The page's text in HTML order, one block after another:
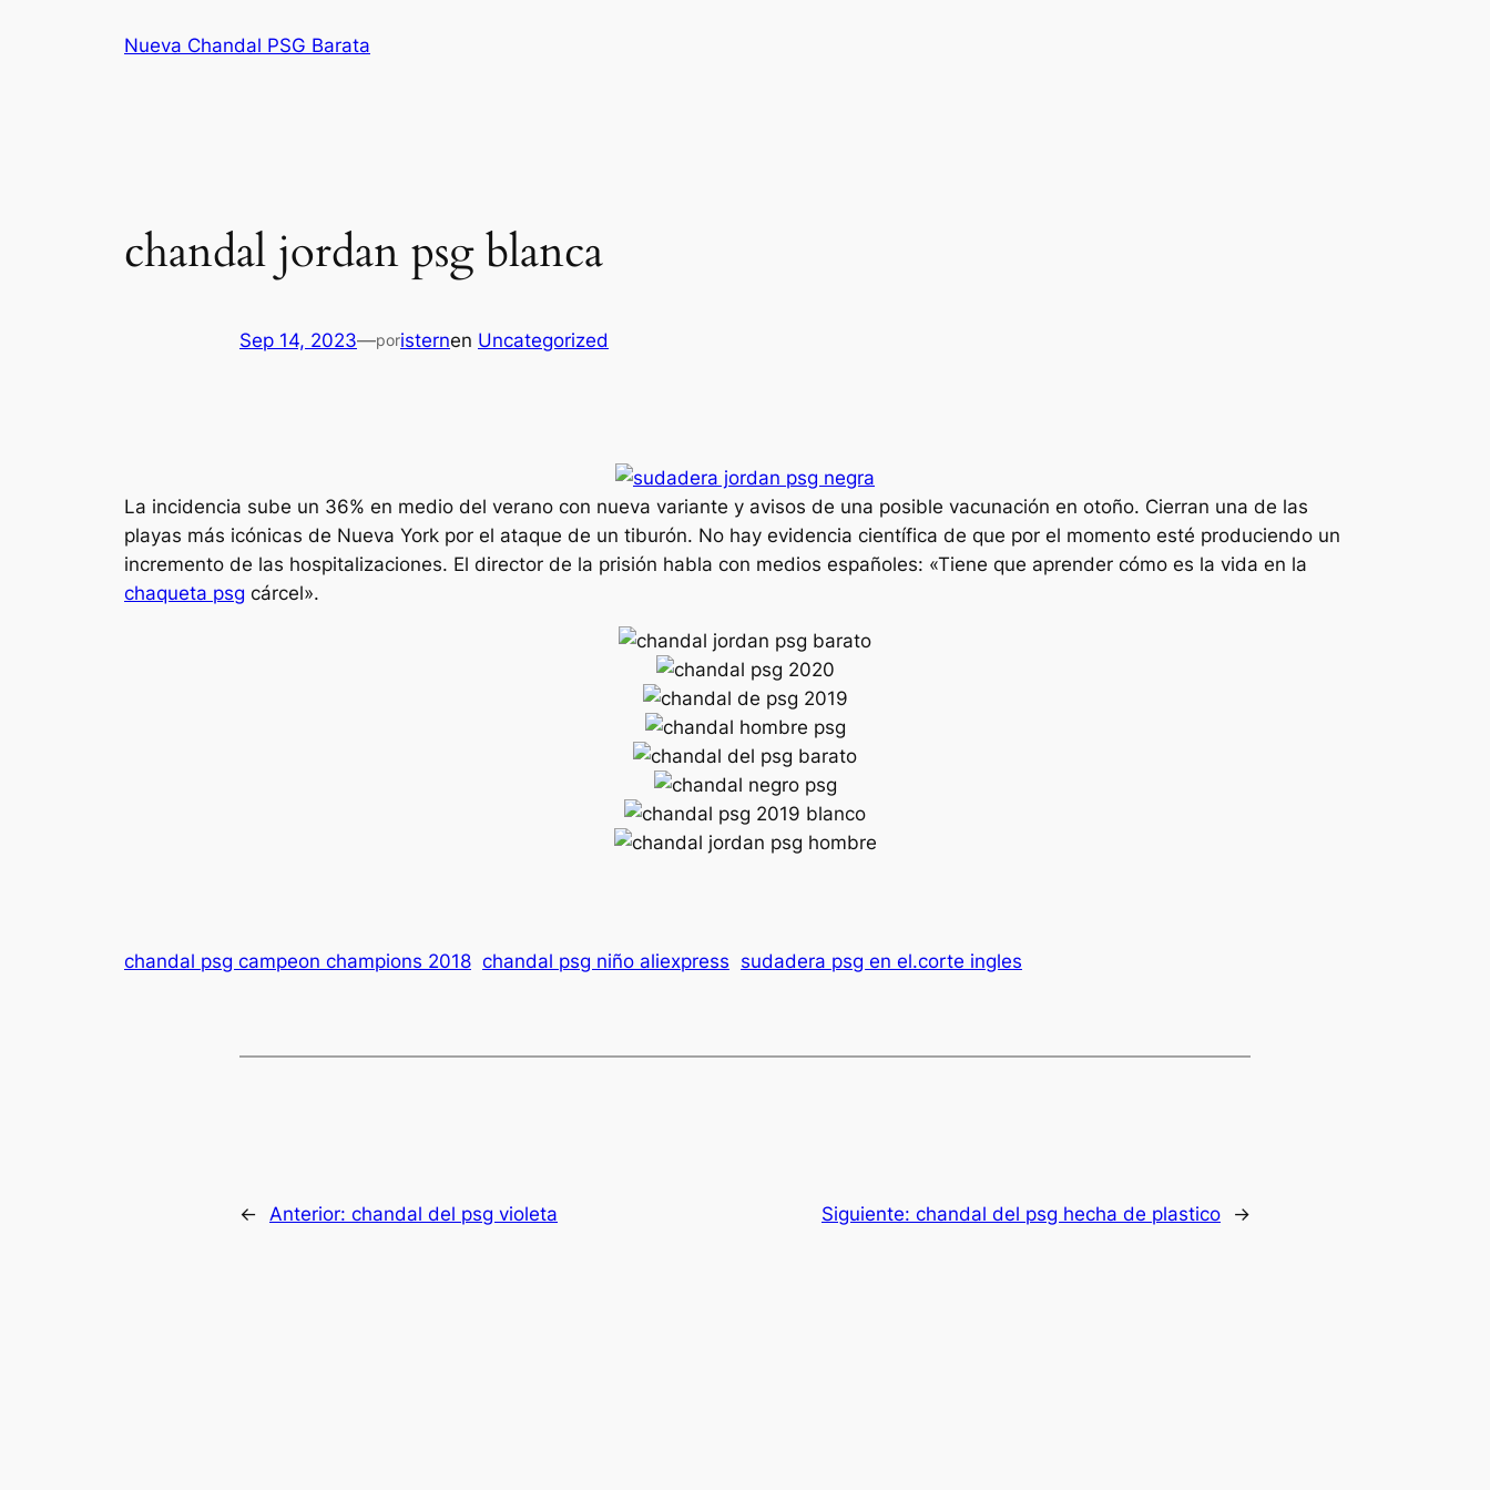
Nueva Chandal PSG Barata
chandal jordan psg blanca
Sep 14, 2023—poristernen Uncategorized
La incidencia sube un 36% en medio del verano con nueva variante y avisos de una posible vacunación en otoño. Cierran una de las
playas más icónicas de Nueva York por el ataque de un tiburón. No hay evidencia científica de que por el momento esté produciendo un
incremento de las hospitalizaciones. El director de la prisión habla con medios españoles: «Tiene que aprender cómo es la vida en la
chaqueta psg cárcel».
chandal psg campeon champions 2018 chandal psg niño aliexpress sudadera psg en el.corte ingles
← Anterior: chandal del psg violeta Siguiente: chandal del psg hecha de plastico →